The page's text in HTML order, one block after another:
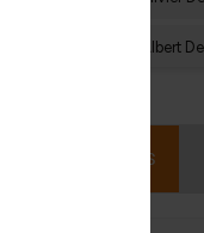
ÉVÉNEMENTS